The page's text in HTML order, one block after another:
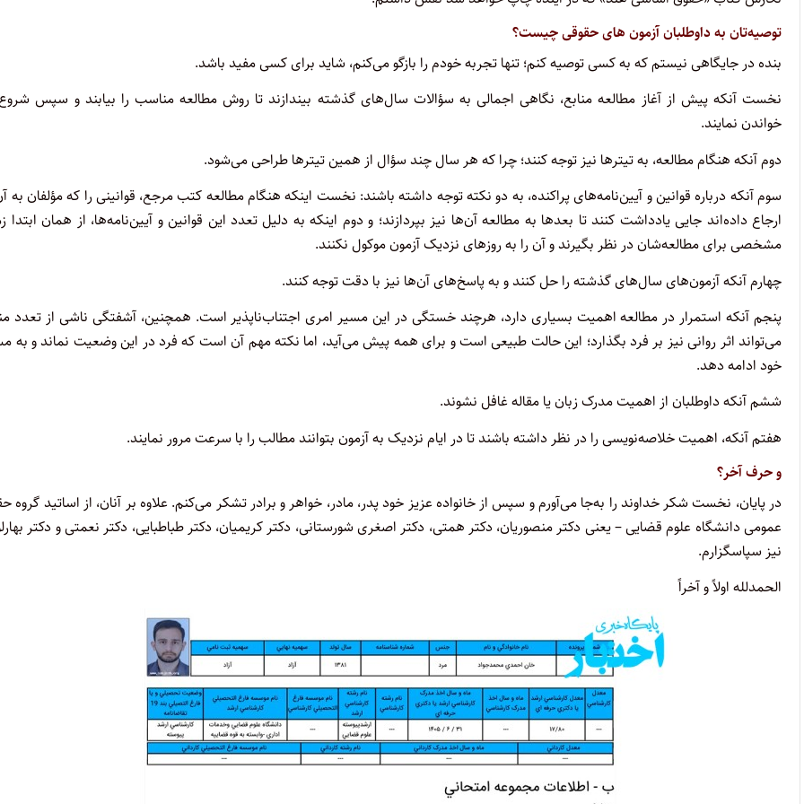
توصیه‌تان به داوطلبان آزمون های حقوقی چیست؟
بنده در جایگاهی نیستم که به کسی توصیه کنم؛ تنها تجربه خودم را بازگو می‌کنم، شاید برای کسی مفید باشد.
نخست آنکه پیش از آغاز مطالعه منابع، نگاهی اجمالی به سؤالات سال‌های گذشته بیندازند تا روش مطالعه مناسب را بیابند و سپس
خواندن نمایند.
دوم آنکه هنگام مطالعه، به تیترها نیز توجه کنند؛ چرا که هر سال چند سؤال از همین تیترها طراحی می‌شود.
سوم آنکه درباره قوانین و آیین‌نامه‌های پراکنده، به دو نکته توجه داشته باشند: نخست اینکه هنگام مطالعه کتب مرجع، قوانینی را که مؤلفان به
ارجاع داده‌اند جایی یادداشت کنند تا بعدها به مطالعه آن‌ها نیز بپردازند؛ و دوم اینکه به دلیل تعدد این قوانین و آیین‌نامه‌ها، از همان ابتدا
مشخصی برای مطالعه‌شان در نظر بگیرند و آن را به روزهای نزدیک آزمون موکول نکنند.
چهارم آنکه آزمون‌های سال‌های گذشته را حل کنند و به پاسخ‌های آن‌ها نیز با دقت توجه کنند.
پنجم آنکه استمرار در مطالعه اهمیت بسیاری دارد، هرچند خستگی در این مسیر امری اجتناب‌ناپذیر است. همچنین، آشفتگی ناشی از تعدد
می‌تواند اثر روانی نیز بر فرد بگذارد؛ این حالت طبیعی است و برای همه پیش می‌آید، اما نکته مهم آن است که فرد در این وضعیت نماند و به
خود ادامه دهد.
ششم آنکه داوطلبان از اهمیت مدرک زبان یا مقاله‌ غافل نشوند.
هفتم آنکه، اهمیت خلاصه‌نویسی را در نظر داشته باشند تا در ایام نزدیک به آزمون بتوانند مطالب را با سرعت مرور نمایند.
و حرف آخر؟
در پایان، نخست شکر خداوند را به‌جا می‌آورم و سپس از خانواده عزیز خود پدر، مادر، خواهر و برادر تشکر می‌کنم. علاوه بر آنان، از اساتید گروه
عمومی دانشگاه علوم قضایی – یعنی دکتر منصوریان، دکتر همتی، دکتر اصغری شورستانی، دکتر کریمیان، دکتر طباطبایی، دکتر نعمتی و دکتر
نیز سپاسگزارم.
الحمدلله اولاً و آخراً